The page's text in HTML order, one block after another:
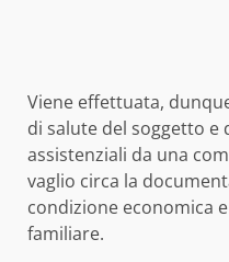
Viene effettuata,
di salute del soggetto e
assistenziali da una
vaglio circa la
condizione economica
familiare.